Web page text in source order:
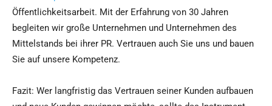
Öffentlichkeitsarbeit. Mit der Erfahrung von 30 Jahren
begleiten wir große Unternehmen und Unternehmen des
Mittelstands bei ihrer PR. Vertrauen auch Sie uns und bauen
Sie auf unsere Kompetenz.
Fazit: Wer langfristig das Vertrauen seiner Kunden aufbauen